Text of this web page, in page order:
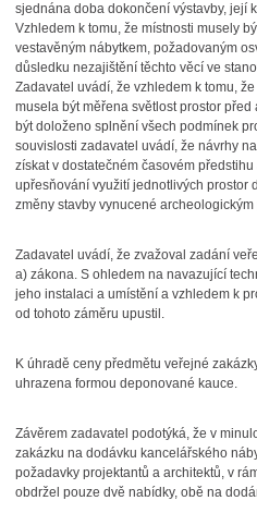
sjednána doba dokončení výstavby, její
Vzhledem k tomu, že místnosti musely
vestavěným nábytkem, požadovaným
důsledku nezajištění těchto věcí ve
Zadavatel uvádí, že vzhledem k tomu,
musela být měřena světlost prostor
být doloženo splnění všech podmínek
souvislosti zadavatel uvádí, že návrhy
získat v dostatečném časovém
upřesňování využití jednotlivých prostor
změny stavby vynucené archeologickým
Zadavatel uvádí, že zvažoval zadání
a) zákona. S ohledem na navazující
jeho instalaci a umístění a vzhledem k
od tohoto záměru upustil.
K úhradě ceny předmětu veřejné
uhrazena formou deponované kauce.
Závěrem zadavatel podotýká, že v
zakázku na dodávku kancelářského
požadavky projektantů a architektů, v
obdržel pouze dvě nabídky, obě na